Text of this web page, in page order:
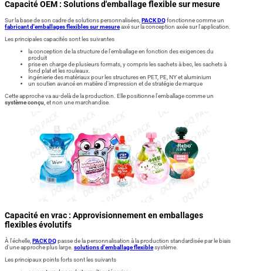
Capacité OEM : Solutions d'emballage flexible sur mesure
Sur la base de son cadre de solutions personnalisées, PACK DQfonctionne comme un
fabricant d'emballages flexibles sur mesureaxé sur la conception axée sur l'application.
Les principales capacités sont les suivantes
la conception de la structure de l'emballage en fonction des exigences du
produit
prise en charge de plusieurs formats, y compris les sachets à bec, les sachets à
fond plat et les rouleaux.
ingénierie des matériaux pour les structures en PET, PE, NY et aluminium
un soutien avancé en matière d'impression et de stratégie de marque
Cette approche va au-delà de la production. Elle positionne l'emballage comme un
système conçu, et non une marchandise.
Capacité en vrac : Approvisionnement en emballages
flexibles évolutifs
À l'échelle, PACK DQpasse de la personnalisation à la production standardisée par le biais
d'une approche plus large. solutions d'emballage flexiblesystème.
Les principaux points forts sont les suivants